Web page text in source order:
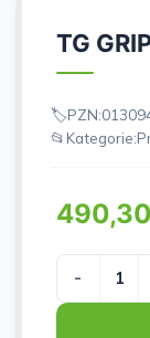
TG
PZN:
Kategorie:
490,30
TG GRIP